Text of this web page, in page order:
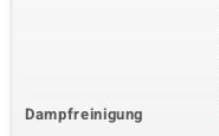
Dampfreinigung